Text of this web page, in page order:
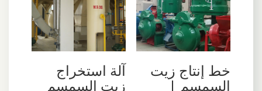
خط إنتاج زيت
السمسم |
آلة استخراج
زيت السمسم